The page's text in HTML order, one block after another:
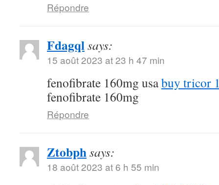
Répondre
Fdagqlsays:
15 août 2023 at 23 h 47 min
fenofibrate 160mg usabuy tricor
fenofibrate 160mg
Répondre
Ztobphsays:
18 août 2023 at 6 h 55 min